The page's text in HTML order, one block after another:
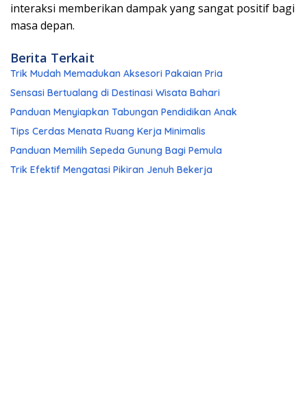
interaksi memberikan dampak yang sangat positif bagi
masa depan.
Berita Terkait
Trik Mudah Memadukan Aksesori Pakaian Pria
Sensasi Bertualang di Destinasi Wisata Bahari
Panduan Menyiapkan Tabungan Pendidikan Anak
Tips Cerdas Menata Ruang Kerja Minimalis
Panduan Memilih Sepeda Gunung Bagi Pemula
Trik Efektif Mengatasi Pikiran Jenuh Bekerja